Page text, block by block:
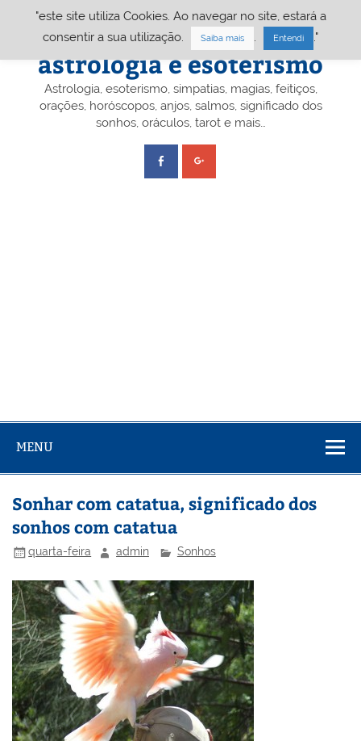
Portal A&E – Portal
astrologia e esoterismo
Astrologia, esoterismo, simpatias, magias, feitiços,
orações, horóscopos, anjos, salmos, significado dos
sonhos, oráculos, tarot e mais…
MENU
Sonhar com catatua, significado dos
sonhos com catatua
quarta-feira admin Sonhos
"este site utiliza Cookies. Ao navegar no site, estará a
consentir a sua utilização.
Saiba mais Entendi ."